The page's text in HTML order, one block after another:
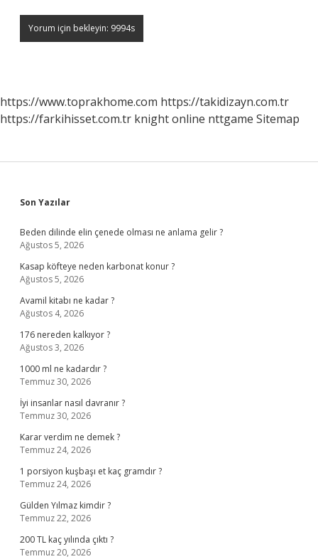
https://www.toprakhome.com https://takidizayn.com.tr
https://farkihisset.com.tr knight online nttgame Sitemap
Sidebar
Son Yazılar
Beden dilinde elin çenede olması ne anlama gelir ?
Ağustos 5, 2026
Kasap köfteye neden karbonat konur ?
Ağustos 5, 2026
Avamil kitabı ne kadar ?
Ağustos 4, 2026
176 nereden kalkıyor ?
Ağustos 3, 2026
1000 ml ne kadardır ?
Temmuz 30, 2026
İyi insanlar nasıl davranır ?
Temmuz 30, 2026
Karar verdim ne demek ?
Temmuz 24, 2026
1 porsiyon kuşbaşı et kaç gramdır ?
Temmuz 24, 2026
Gülden Yılmaz kimdir ?
Temmuz 22, 2026
200 TL kaç yılında çıktı ?
Temmuz 20, 2026